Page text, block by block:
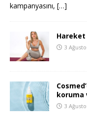
kampanyasını, […]
3
koruma
3